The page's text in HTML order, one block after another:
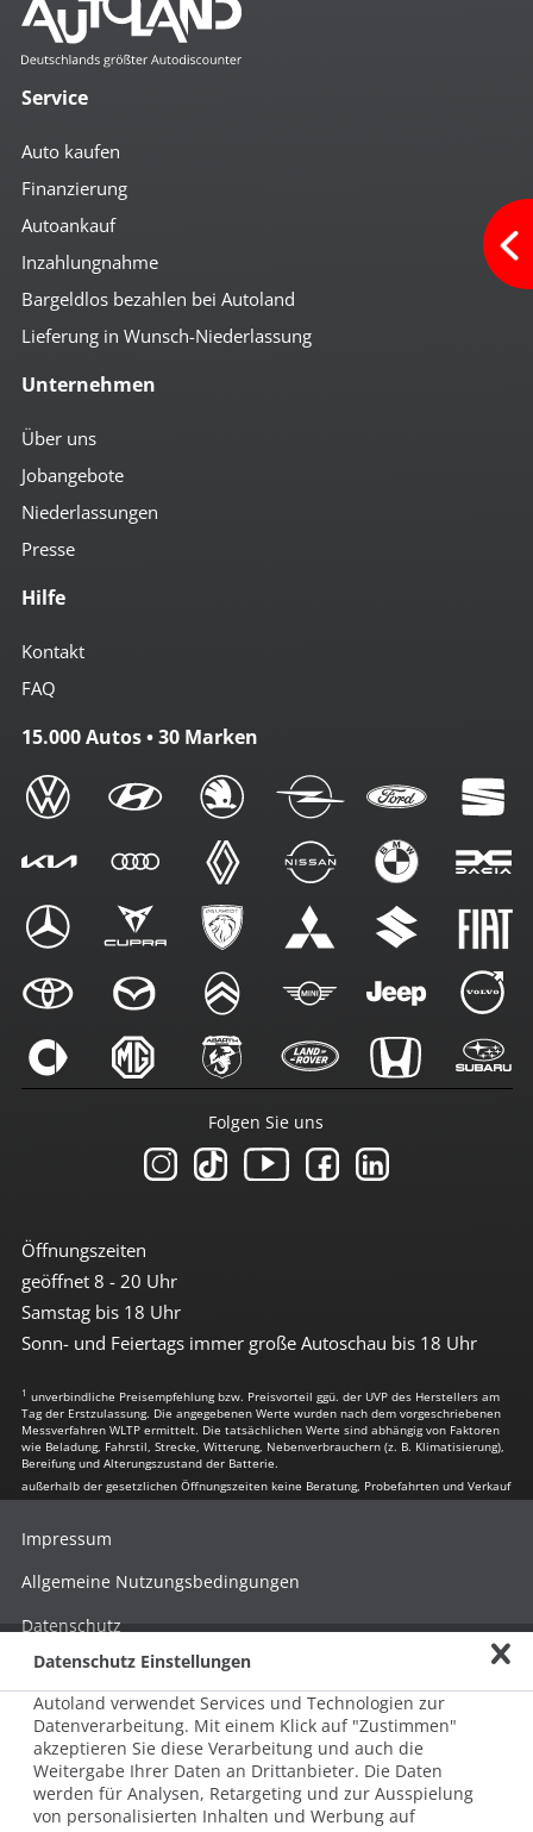
Service
Auto kaufen
Finanzierung
Autoankauf
Inzahlungnahme
Bargeldlos bezahlen bei Autoland
Lieferung in Wunsch-Niederlassung
Unternehmen
Über uns
Jobangebote
Niederlassungen
Presse
Hilfe
Kontakt
FAQ
15.000 Autos • 30 Marken
Öffnungszeiten
geöffnet 8 - 20 Uhr
Samstag bis 18 Uhr
Sonn- und Feiertags immer große Autoschau bis 18 Uhr
Folgen Sie uns
1 unverbindliche Preisempfehlung bzw. Preisvorteil ggü. der UVP des Herstellers am
Tag der Erstzulassung. Die angegebenen Werte wurden nach dem vorgeschriebenen
Messverfahren WLTP ermittelt. Die tatsächlichen Werte sind abhängig von Faktoren
wie Beladung, Fahrstil, Strecke, Witterung, Nebenverbrauchern (z. B. Klimatisierung),
Bereifung und Alterungszustand der Batterie.
außerhalb der gesetzlichen Öffnungszeiten keine Beratung, Probefahrten und Verkauf
© 2026 AUTOLAND 24 SE & Co. Betriebs KG
Werner-von-Siemens-Str. 2, 06796 Brehna, Deutschland
Impressum
Allgemeine Nutzungsbedingungen
Datenschutz
Hinweisgebersystem nach HinSchG
Beschwerde nach LkSG
Grundsatzerklärung zum LkSG
Datenschutz Einstellungen
Autoland verwendet Services und Technologien zur
Datenverarbeitung. Mit einem Klick auf "Zustimmen"
akzeptieren Sie diese Verarbeitung und auch die
Weitergabe Ihrer Daten an Drittanbieter. Die Daten
werden für Analysen, Retargeting und zur Ausspielung
von personalisierten Inhalten und Werbung auf